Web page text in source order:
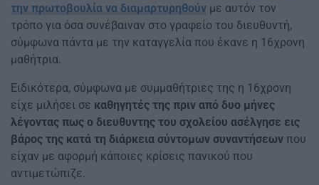
την πρωτοβουλία να διαμαρτυρηθούν με αυτόν τον
τρόπο για όσα συνέβαιναν στο γραφείο του διευθυντή,
σύμφωνα πάντα με την καταγγελία που έκανε η 16χρονη
μαθήτρια.
Ειδικότερα, σύμφωνα με συμμαθήτριες της η 16χρονη
είχε μιλήσει σε καθηγητές της πριν από δυο μήνες
λέγοντας πως ο διευθυντης του σχολείου ασέλγησε εις
βάρος της κατά τη διάρκεια σύντομων συναντήσεων που
είχαν με αφορμή κάποιες κρίσεις πανικού που
αντιμετώπιζε.